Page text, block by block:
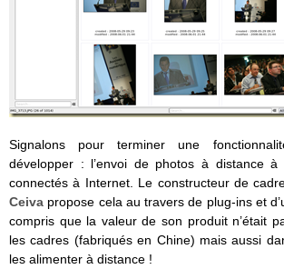
Signalons pour terminer une
développer : l’envoi de photos à distance
connectés à Internet. Le constructeur de
Ceiva propose cela au travers de plug-ins et
compris que la valeur de son produit n’était
les cadres (fabriqués en Chine) mais aussi
les alimenter à distance !